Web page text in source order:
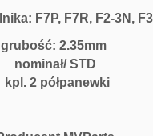
F7P, F7R, F2-3N,
grubość: 2.35mm
nominał/ STD
kpl. 2 półpanewki